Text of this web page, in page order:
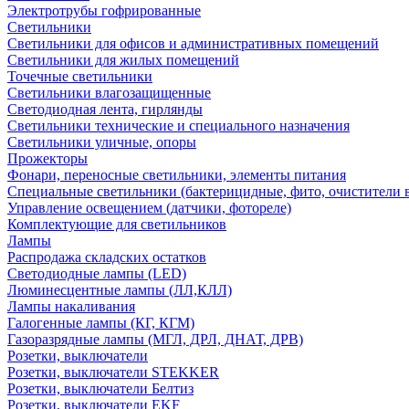
Электротрубы гофрированные
Светильники
Светильники для офисов и административных помещений
Светильники для жилых помещений
Точечные светильники
Светильники влагозащищенные
Светодиодная лента, гирлянды
Светильники технические и специального назначения
Светильники уличные, опоры
Прожекторы
Фонари, переносные светильники, элементы питания
Специальные светильники (бактерицидные, фито, очистители
Управление освещением (датчики, фотореле)
Комплектующие для светильников
Лампы
Распродажа складских остатков
Светодиодные лампы (LED)
Люминесцентные лампы (ЛЛ,КЛЛ)
Лампы накаливания
Галогенные лампы (КГ, КГМ)
Газоразрядные лампы (МГЛ, ДРЛ, ДНАТ, ДРВ)
Розетки, выключатели
Розетки, выключатели STEKKER
Розетки, выключатели Белтиз
Розетки, выключатели EKF